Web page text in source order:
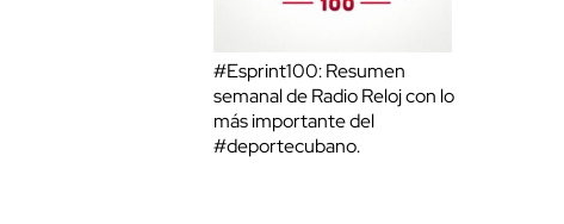
#Esprint100: Resumen
semanal de Radio Reloj con lo
más importante del
#deportecubano.